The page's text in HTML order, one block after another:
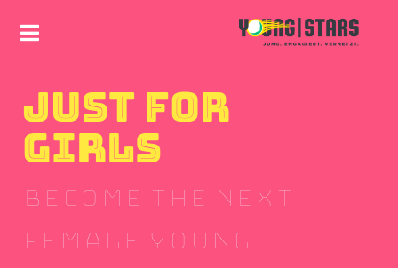
JUST FOR
GIRLS
BECOME THE NEXT
FEMALE YOUNG